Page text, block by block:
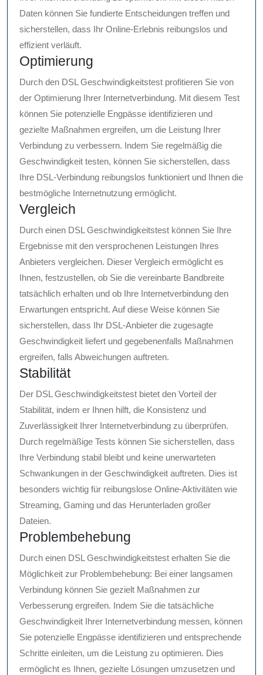
Daten können Sie fundierte Entscheidungen treffen und
sicherstellen, dass Ihr Online-Erlebnis reibungslos und
effizient verläuft.
Optimierung
Durch den DSL Geschwindigkeitstest profitieren Sie von
der Optimierung Ihrer Internetverbindung. Mit diesem Test
können Sie potenzielle Engpässe identifizieren und
gezielte Maßnahmen ergreifen, um die Leistung Ihrer
Verbindung zu verbessern. Indem Sie regelmäßig die
Geschwindigkeit testen, können Sie sicherstellen, dass
Ihre DSL-Verbindung reibungslos funktioniert und Ihnen die
bestmögliche Internetnutzung ermöglicht.
Vergleich
Durch einen DSL Geschwindigkeitstest können Sie Ihre
Ergebnisse mit den versprochenen Leistungen Ihres
Anbieters vergleichen. Dieser Vergleich ermöglicht es
Ihnen, festzustellen, ob Sie die vereinbarte Bandbreite
tatsächlich erhalten und ob Ihre Internetverbindung den
Erwartungen entspricht. Auf diese Weise können Sie
sicherstellen, dass Ihr DSL-Anbieter die zugesagte
Geschwindigkeit liefert und gegebenenfalls Maßnahmen
ergreifen, falls Abweichungen auftreten.
Stabilität
Der DSL Geschwindigkeitstest bietet den Vorteil der
Stabilität, indem er Ihnen hilft, die Konsistenz und
Zuverlässigkeit Ihrer Internetverbindung zu überprüfen.
Durch regelmäßige Tests können Sie sicherstellen, dass
Ihre Verbindung stabil bleibt und keine unerwarteten
Schwankungen in der Geschwindigkeit auftreten. Dies ist
besonders wichtig für reibungslose Online-Aktivitäten wie
Streaming, Gaming und das Herunterladen großer
Dateien.
Problembehebung
Durch einen DSL Geschwindigkeitstest erhalten Sie die
Möglichkeit zur Problembehebung: Bei einer langsamen
Verbindung können Sie gezielt Maßnahmen zur
Verbesserung ergreifen. Indem Sie die tatsächliche
Geschwindigkeit Ihrer Internetverbindung messen, können
Sie potenzielle Engpässe identifizieren und entsprechende
Schritte einleiten, um die Leistung zu optimieren. Dies
ermöglicht es Ihnen, gezielte Lösungen umzusetzen und